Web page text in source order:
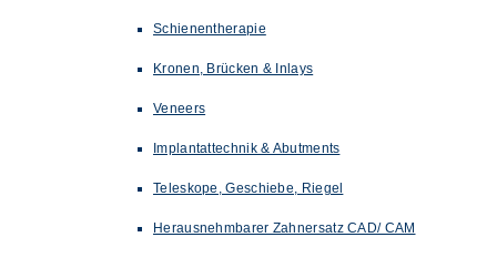
Schienentherapie
Kronen, Brücken & Inlays
Veneers
Implantattechnik & Abutments
Teleskope, Geschiebe, Riegel
Herausnehmbarer Zahnersatz CAD/ CAM